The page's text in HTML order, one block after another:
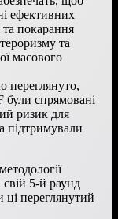
ефективних
та покарання
та
масового
переглянуто,
спрямовані
ризик для
підтримували
5-й раунд
переглянутий